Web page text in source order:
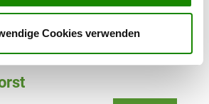
Cookies verwenden